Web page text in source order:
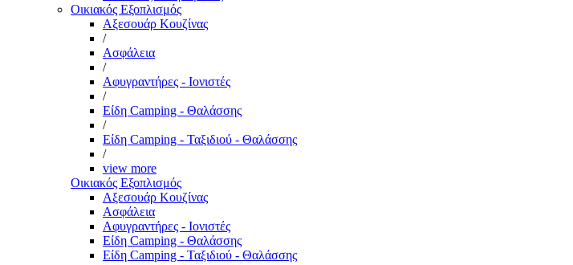
Οικιακός Εξοπλισμός
Αξεσουάρ Κουζίνας
/
Ασφάλεια
/
Αφυγραντήρες - Ιονιστές
/
Είδη Camping - Θαλάσσης
/
Είδη Camping - Ταξιδιού - Θαλάσσης
/
view more
Οικιακός Εξοπλισμός
Αξεσουάρ Κουζίνας
Ασφάλεια
Αφυγραντήρες - Ιονιστές
Είδη Camping - Θαλάσσης
Είδη Camping - Ταξιδιού - Θαλάσσης